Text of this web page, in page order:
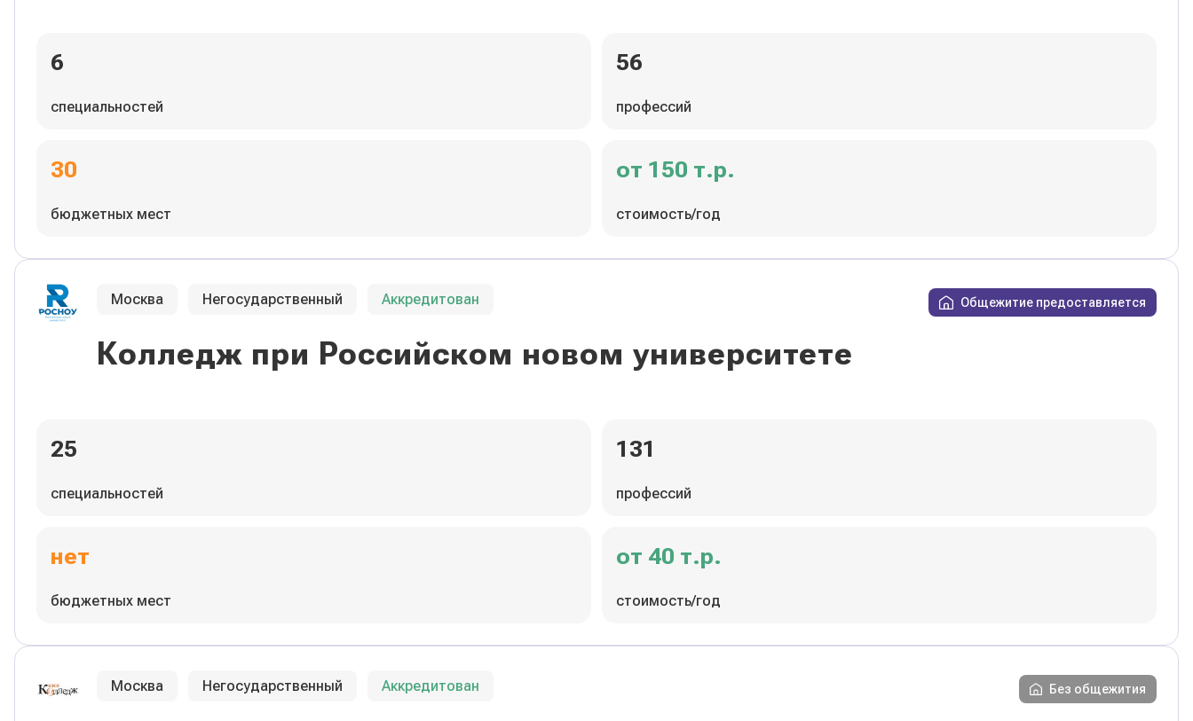
6
специальностей
56
профессий
30
бюджетных мест
от 150 т.р.
стоимость/год
Москва Негосударственный Аккредитован Общежитие предоставляется
Колледж при Российском новом университете
25
специальностей
131
профессий
нет
бюджетных мест
от 40 т.р.
стоимость/год
Москва Негосударственный Аккредитован Без общежития